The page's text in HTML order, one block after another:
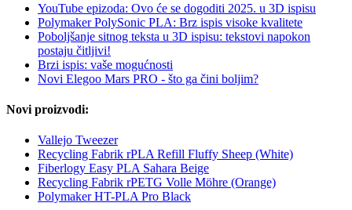
YouTube epizoda: Ovo će se dogoditi 2025. u 3D ispisu
Polymaker PolySonic PLA: Brz ispis visoke kvalitete
Poboljšanje sitnog teksta u 3D ispisu: tekstovi napokon
postaju čitljivi!
Brzi ispis: vaše mogućnosti
Novi Elegoo Mars PRO - što ga čini boljim?
Novi proizvodi:
Vallejo Tweezer
Recycling Fabrik rPLA Refill Fluffy Sheep (White)
Fiberlogy Easy PLA Sahara Beige
Recycling Fabrik rPETG Volle Möhre (Orange)
Polymaker HT-PLA Pro Black